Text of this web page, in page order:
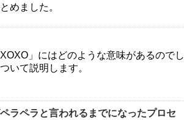
めました。
」にはどのような意味があるのでし
いて説明します。
ラペラと言われるまでになったプロセ